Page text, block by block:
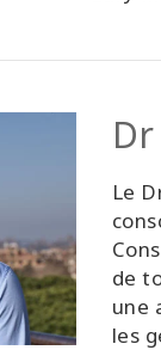
Le
de
une
les